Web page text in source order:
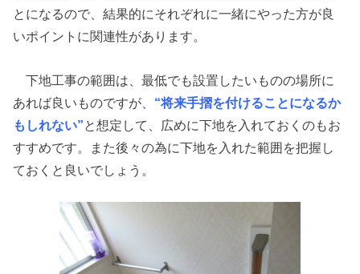
とになるので、結果的にそれぞれに一緒にやった方が良
いポイントに関連性があります。
下地工事の範囲は、最低でも設置したいものの場所に
あれば良いものですが、 “将来手摺を付けることになるか
もしれない”と想定して、広めに下地を入れておくのもお
すすめです。また後々の為に下地を入れた範囲を把握し
ておくと良いでしょう。